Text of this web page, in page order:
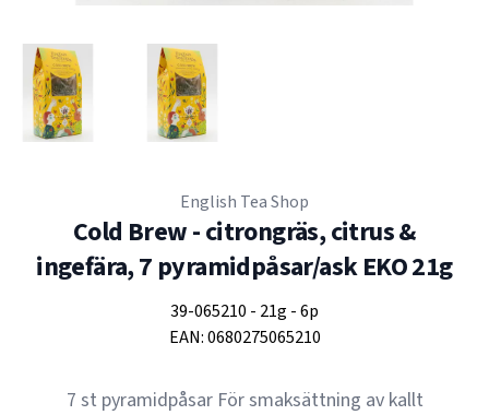
English Tea Shop
Cold Brew - citrongräs, citrus &
ingefära, 7 pyramidpåsar/ask EKO 21g
39-065210 - 21g -6p
EAN:0680275065210
7 st pyramidpåsar För smaksättning av kallt